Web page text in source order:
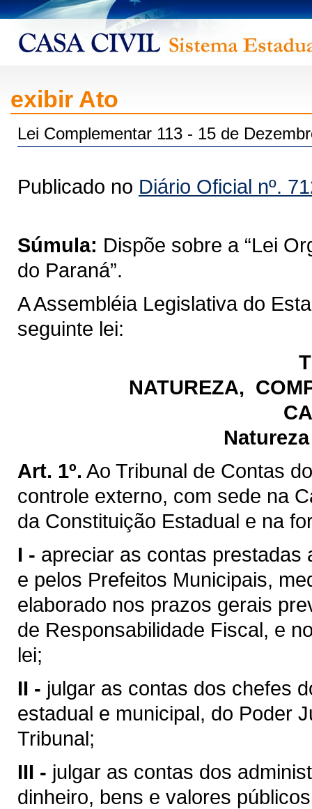
exibir Ato
Lei Complementar 113 - 15 de
Publicado no Diário Oficial nº.
Súmula: Dispõe sobre a “Lei
do Paraná”.
A Assembléia Legislativa do
seguinte lei:
NATUREZA,
Art. 1º. Ao Tribunal de Contas
controle externo, com sede na
da Constituição Estadual e na
I - apreciar as contas prestadas
e pelos Prefeitos Municipais,
elaborado nos prazos gerais
de Responsabilidade Fiscal, e
lei;
II - julgar as contas dos chefes
estadual e municipal, do Poder
Tribunal;
III - julgar as contas dos
dinheiro, bens e valores